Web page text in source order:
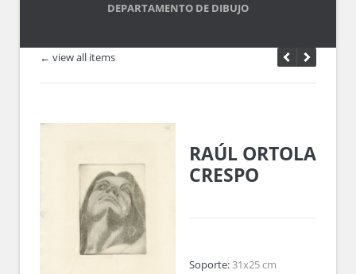
DEPARTAMENTO DE DIBUJO
← view all items
RAÚL ORTOLA
CRESPO
Soporte:31x25 cm